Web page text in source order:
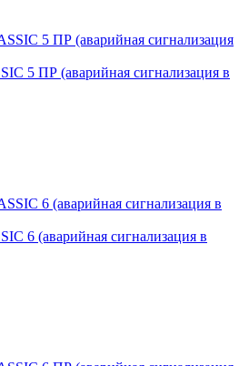
ПР (аварийная сигнализация в
(аварийная сигнализация в